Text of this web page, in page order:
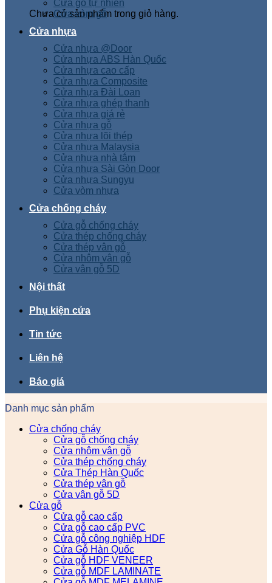
Chưa có sản phẩm trong giỏ hàng.
Cửa gỗ tự nhiên
Cửa vòm gỗ
Cửa nhựa
Cửa nhựa @Door
Cửa nhựa ABS Hàn Quốc
Cửa nhựa cao cấp
Cửa nhựa Composite
Cửa nhựa Đài Loan
Cửa nhựa ghép thanh
Cửa nhựa giá rẻ
Cửa nhựa gỗ
Cửa nhựa lõi thép
Cửa nhựa Malaysia
Cửa nhựa nhà tắm
Cửa nhựa Sài Gòn Door
Cửa nhựa Sungyu
Cửa vòm nhựa
Cửa chống cháy
Cửa gỗ chống cháy
Cửa thép chống cháy
Cửa thép vân gỗ
Cửa nhôm vân gỗ
Cửa vân gỗ 5D
Nội thất
Phụ kiện cửa
Tin tức
Liên hệ
Báo giá
Danh mục sản phẩm
Cửa chống cháy
Cửa gỗ chống cháy
Cửa nhôm vân gỗ
Cửa thép chống cháy
Cửa Thép Hàn Quốc
Cửa thép vân gỗ
Cửa vân gỗ 5D
Cửa gỗ
Cửa gỗ cao cấp
Cửa gỗ cao cấp PVC
Cửa gỗ công nghiệp HDF
Cửa Gỗ Hàn Quốc
Cửa gỗ HDF VENEER
Cửa gỗ MDF LAMINATE